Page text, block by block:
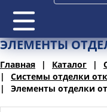
ЭЛЕМЕНТЫ
Главная Каталог
Системы отделки
Элементы отделки